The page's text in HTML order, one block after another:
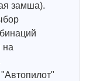
замша).
на